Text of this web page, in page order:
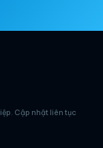
Cập nhật liên tục